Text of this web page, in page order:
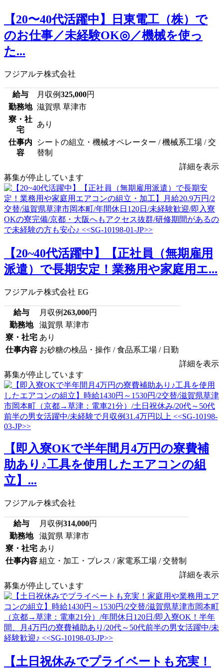
【20〜40代活躍中】日東電工（株）で
のお仕事／未経験OK◎／機械を使っ
た...
フジアルテ株式会社
給与 月収例325,000円
勤務地 滋賀県 草津市
寮・社
宅
あり
仕事内
容
シートの組立・機械オペレーター / 機械系工場 / 交
替制
詳細を表示
募集が停止しています
【20~40代活躍中】【正社員（無期雇用
派遣）で長期安定！業務用や家庭用エ...
フジアルテ株式会社 EG
給与 月収例263,000円
勤務地
滋賀県 草津市
寮・社宅 あり
仕事内容 お砂糖の検品・操作 / 食品系工場 / 日勤
詳細を表示
募集が停止しています
【即入寮OKで半年間月4万円の寮費補
助あり♪工具を使用したエアコンの組
立】...
フジアルテ株式会社
給与 月収例314,000円
勤務地
滋賀県 草津市
寮・社宅 あり
仕事内容 組立・加工・プレス / 家電系工場 / 交替制
詳細を表示
募集が停止しています
【土日祝休みでプライベートも充実！